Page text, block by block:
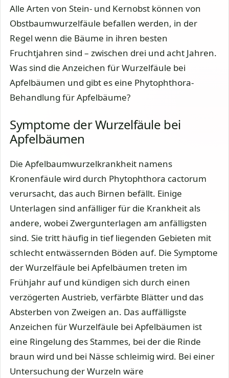
Alle Arten von Stein- und Kernobst können von
Obstbaumwurzelfäule befallen werden, in der
Regel wenn die Bäume in ihren besten
Fruchtjahren sind – zwischen drei und acht Jahren.
Was sind die Anzeichen für Wurzelfäule bei
Apfelbäumen und gibt es eine Phytophthora-
Behandlung für Apfelbäume?
Symptome der Wurzelfäule bei
Apfelbäumen
Die Apfelbaumwurzelkrankheit namens
Kronenfäule wird durch Phytophthora cactorum
verursacht, das auch Birnen befällt. Einige
Unterlagen sind anfälliger für die Krankheit als
andere, wobei Zwergunterlagen am anfälligsten
sind. Sie tritt häufig in tief liegenden Gebieten mit
schlecht entwässernden Böden auf. Die Symptome
der Wurzelfäule bei Apfelbäumen treten im
Frühjahr auf und kündigen sich durch einen
verzögerten Austrieb, verfärbte Blätter und das
Absterben von Zweigen an. Das auffälligste
Anzeichen für Wurzelfäule bei Apfelbäumen ist
eine Ringelung des Stammes, bei der die Rinde
braun wird und bei Nässe schleimig wird. Bei einer
Untersuchung der Wurzeln wäre